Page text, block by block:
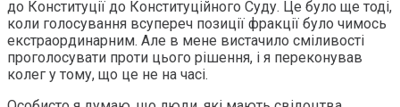
до Конституції до Конституційного Суду. Це було ще тоді,
коли голосування всупереч позиції фракції було чимось
екстраординарним. Але в мене вистачило сміливості
проголосувати проти цього рішення, і я переконував
колег у тому, що це не на часі.